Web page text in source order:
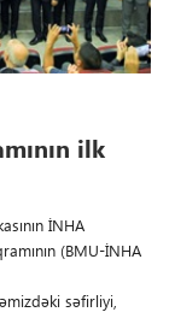
ilk
İNHA
(BMU-İNHA
səfirliyi,